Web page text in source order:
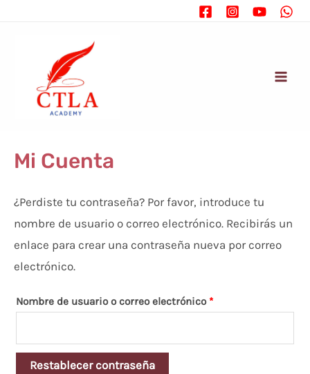
Mi Cuenta
¿Perdiste tu contraseña? Por favor, introduce tu
nombre de usuario o correo electrónico. Recibirás un
enlace para crear una contraseña nueva por correo
electrónico.
Nombre de usuario o correo electrónico *Obligatorio
Restablecer contraseña